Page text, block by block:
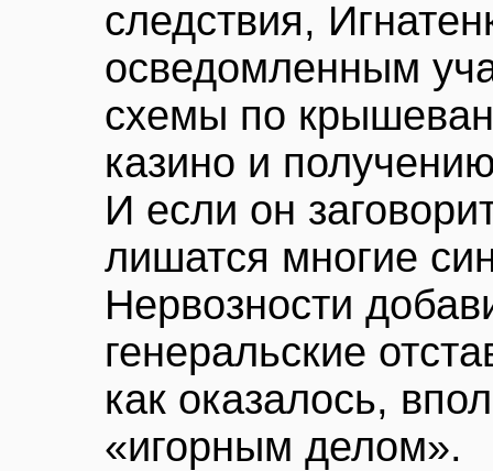
следствия,
осведомленным
схемы по
казино и
И если он
лишатся многие
Нервозности
генеральские
как оказалось,
«игорным делом».